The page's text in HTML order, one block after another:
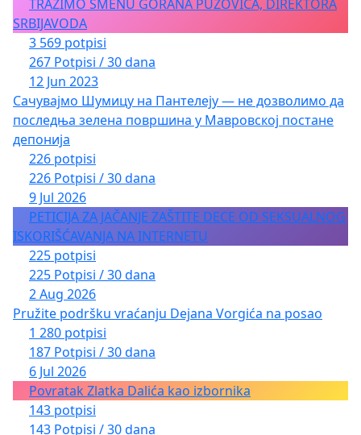
TRAŽIMO SMENU GORANA PUZOVIĆA, DIREKTORA
SRBIJAVODA
3 569 potpisi
267 Potpisi / 30 dana
12 Jun 2023
Сачувајмо Шумицу на Пантелеју — не дозволимо да
последња зелена површина у Мавровској постане
депонија
226 potpisi
226 Potpisi / 30 dana
9 Jul 2026
PETICIJA ZA JAČANJE ZAŠTITE DECE OD SEKSUALNOG
ISKORIŠĆAVANJA NA INTERNETU
225 potpisi
225 Potpisi / 30 dana
2 Aug 2026
Pružite podršku vraćanju Dejana Vorgića na posao
1 280 potpisi
187 Potpisi / 30 dana
6 Jul 2026
Povratak Zlatka Dalića kao izbornika
143 potpisi
143 Potpisi / 30 dana